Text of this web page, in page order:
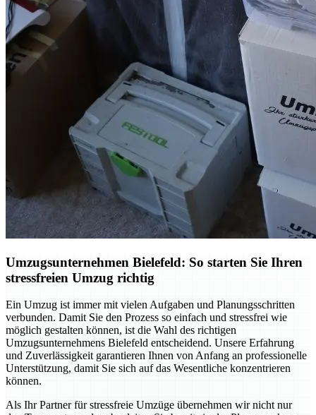
Umzugsunternehmen Bielefeld: So starten Sie Ihren
stressfreien Umzug richtig
Ein Umzug ist immer mit vielen Aufgaben und Planungsschritten
verbunden. Damit Sie den Prozess so einfach und stressfrei wie
möglich gestalten können, ist die Wahl des richtigen
Umzugsunternehmens Bielefeld entscheidend. Unsere Erfahrung
und Zuverlässigkeit garantieren Ihnen von Anfang an professionelle
Unterstützung, damit Sie sich auf das Wesentliche konzentrieren
können.
Als Ihr Partner für stressfreie Umzüge übernehmen wir nicht nur